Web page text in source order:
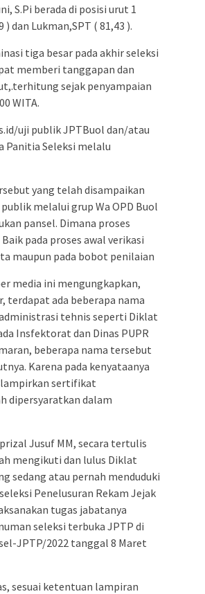
S.Pi berada di posisi urut 1
dan Lukman,SPT ( 81,43 ).
tiga besar pada akhir seleksi
memberi tanggapan dan
sejak penyampaian
WITA.
uji publik JPTBuol dan/atau
Panitia Seleksi melalu
yang telah disampaikan
melalui grup Wa OPD Buol
pansel. Dimana proses
pada proses awal verikasi
maupun pada bobot penilaian
media ini mengungkapkan,
terdapat ada beberapa nama
tehnis seperti Diklat
Insfektorat dan Dinas PUPR
beberapa nama tersebut
Karena pada kenyataanya
sertifikat
dipersyaratkan dalam
Jusuf MM, secara tertulis
mengikuti dan lulus Diklat
sedang atau pernah menduduki
Penelusuran Rekam Jejak
tugas jabatanya
seleksi terbuka JPTP di
JPTP/2022 tanggal 8 Maret
sesuai ketentuan lampiran